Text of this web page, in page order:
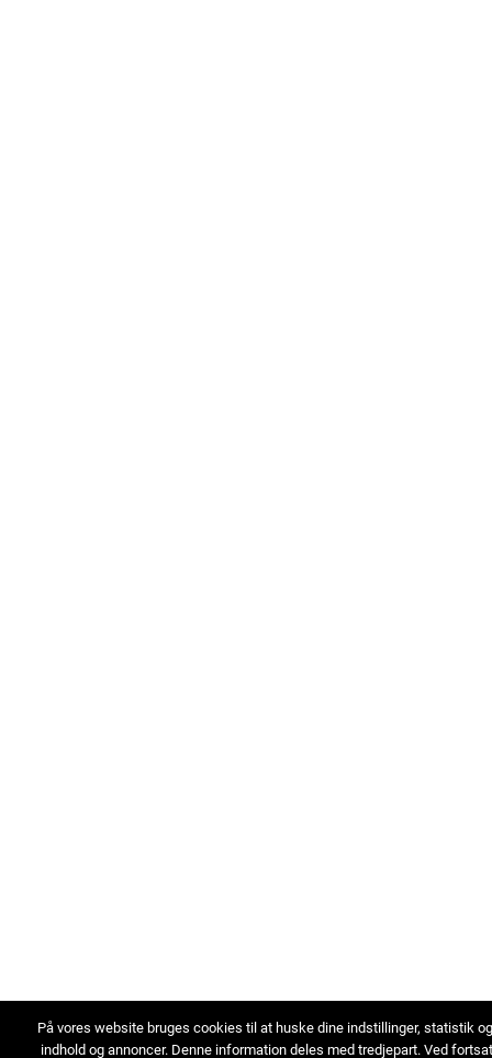
På vores website bruges cookies til at huske dine indstillinger, statistik
indhold og annoncer. Denne information deles med tredjepart. Ved